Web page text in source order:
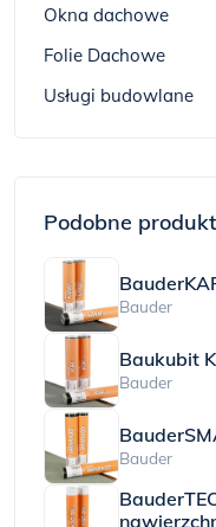
Okna dachowe
Folie Dachowe
Usługi budowlane
Podobne
Bauder
Baukubit
Bauder
Bauder